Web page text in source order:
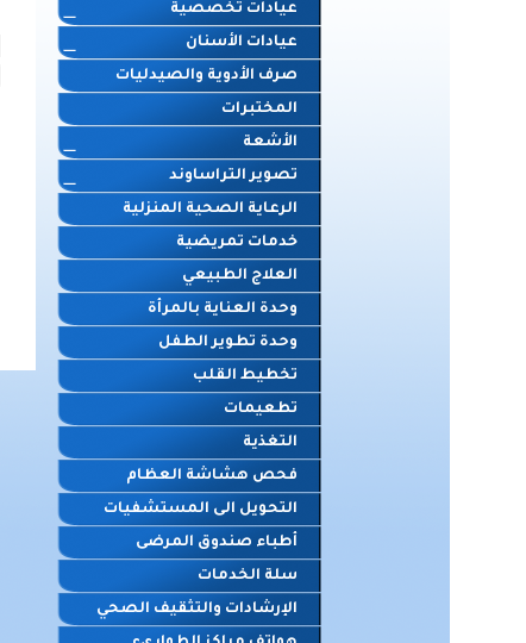
عيادات تخصصية
عيادات الأسنان
صرف الأدوية والصيدليات
المختبرات
الأشعة
تصوير التراساوند
الرعاية الصحية المنزلية
خدمات تمريضية
العلاج الطبيعي
وحدة العناية بالمرأة
وحدة تطوير الطفل
تخطيط القلب
تطعيمات
التغذية
فحص هشاشة العظام
التحويل الى المستشفيات
أطباء صندوق المرضى
سلة الخدمات
الإرشادات والتثقيف الصحي